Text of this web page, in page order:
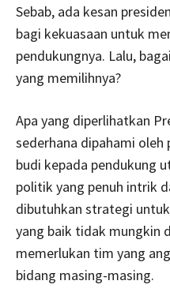
Sebab, ada kesan
bagi kekuasaan untuk
pendukungnya. Lalu,
yang memilihnya?
Apa yang diperlihatkan
sederhana dipahami
budi kepada pendukung
politik yang penuh intrik
dibutuhkan strategi
yang baik tidak mungkin
memerlukan tim yang
bidang masing-masing.